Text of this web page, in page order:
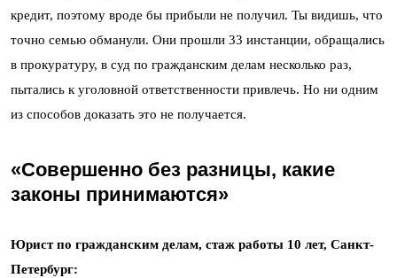
кредит, поэтому вроде бы прибыли не получил. Ты видишь, что
точно семью обманули. Они прошли 33 инстанции, обращались
в прокуратуру, в суд по гражданским делам несколько раз,
пытались к уголовной ответственности привлечь. Но ни одним
из способов доказать это не получается.
«Совершенно без разницы, какие
законы принимаются»
Юрист по гражданским делам, стаж работы 10 лет, Санкт-
Петербург: